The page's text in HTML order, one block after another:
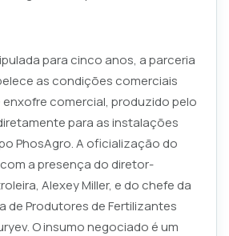
para cinco anos, a parceria
as condições comerciais
enxofre comercial, produzido pelo
para as instalações
PhosAgro. A oficialização do
a presença do diretor-
Alexey Miller, e do chefe da
de Produtores de Fertilizantes
O insumo negociado é um